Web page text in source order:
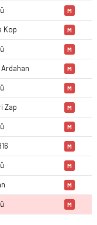
|
M
Kop M
M
M
M
Zap M
M
M
M
M
M